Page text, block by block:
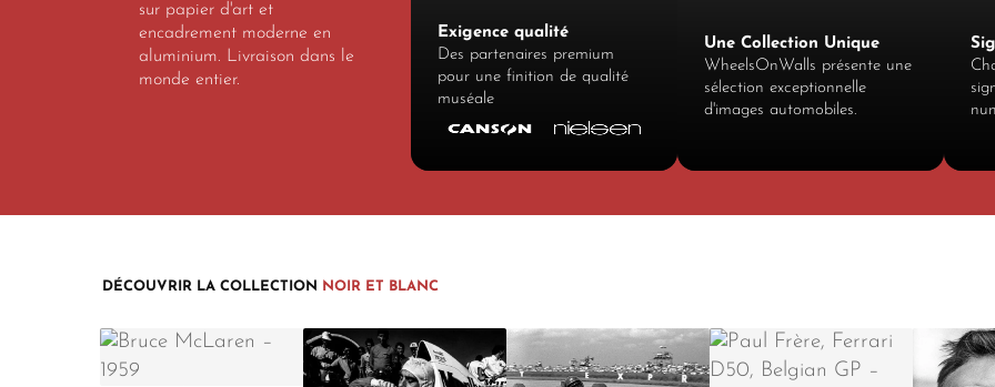
sur papier d'art et
encadrement moderne en
aluminium. Livraison dans le
monde entier.
Exigence qualité
Des partenaires premium
pour une finition de qualité
muséale
Une Collection Unique
WheelsOnWalls présente une
sélection exceptionnelle
d'images automobiles.
DÉCOUVRIR LA COLLECTION NOIR ET BLANC